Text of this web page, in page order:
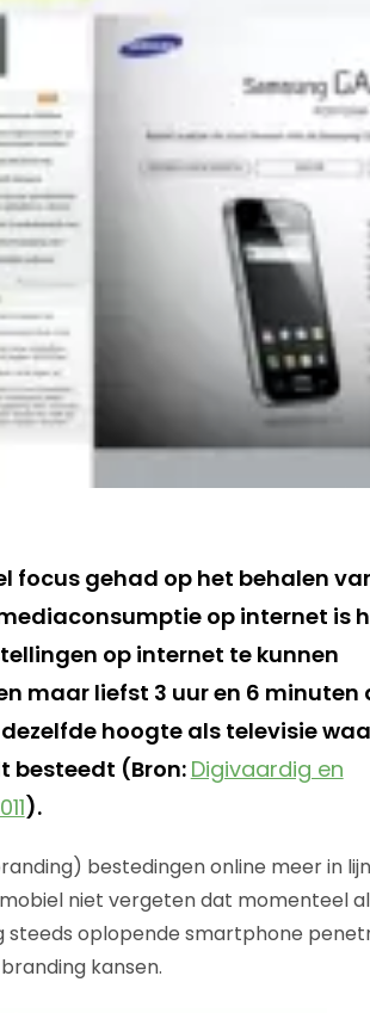
focus gehad op het behalen
op internet is
op internet te kunnen
maar liefst 3 uur en 6 minuten
hoogte als televisie
besteedt (Bron: Digivaardig en
).
bestedingen online meer in lijn
niet vergeten dat momenteel al
steeds oplopende smartphone
kansen.